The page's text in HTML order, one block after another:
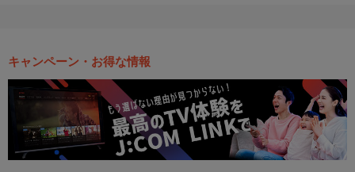
キャンペーン・お得な情報